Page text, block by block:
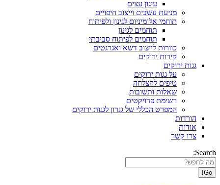
עיגון עצים
מניעת עשבים וייצוב חיפויים
תוחמי אלומיניום לגינון ולפיתוח
תוחמים לגינון
תוחמים לפיתוח סביבתי
כוורות לייצוב דשא ואגרגטים
קירות ירוקים
גגות ירוקים
על גגות ירוקים
טיפים להצלחה
שאלות ותשובות
רשימת פרויקטים
המפרט הכללי של גנרון לגגות ירוקים
הורדות
אודות
צרו קשר
Search: